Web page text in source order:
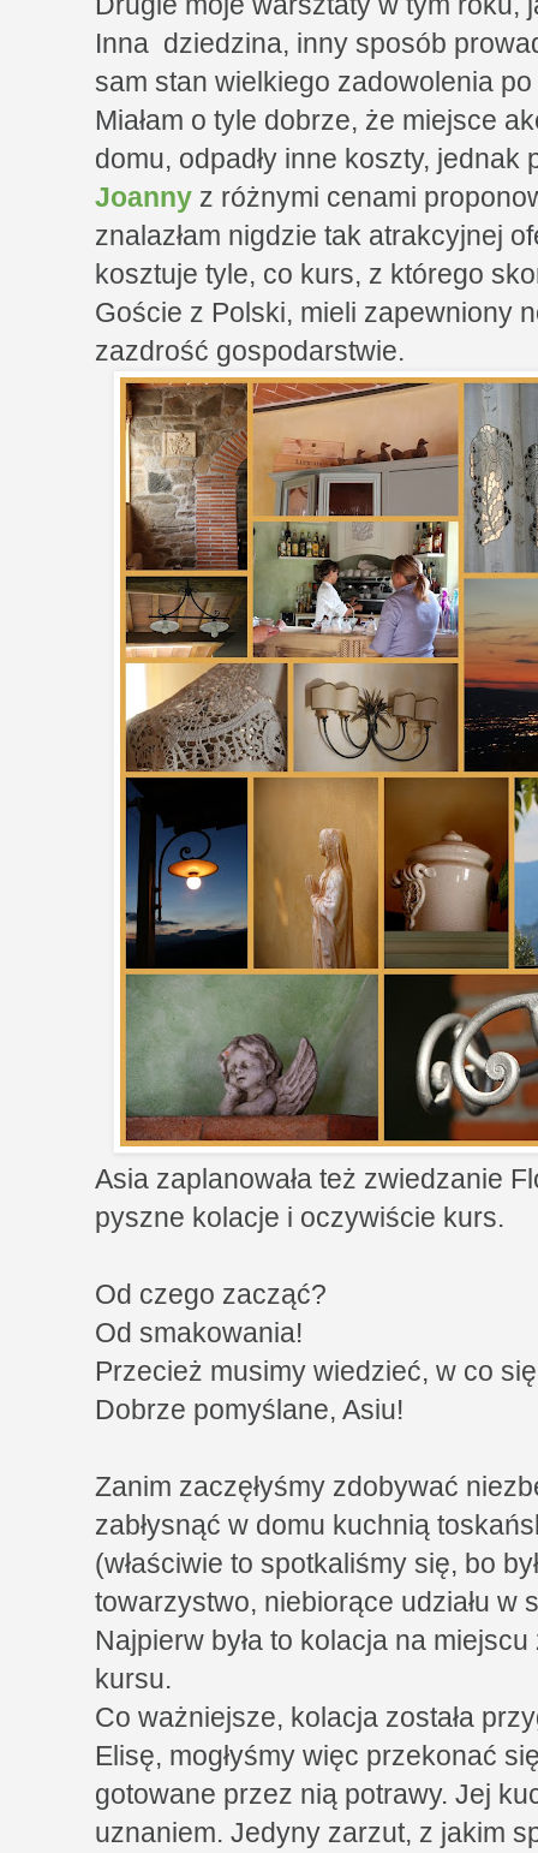
Inna dziedzina, inny sposób
sam stan wielkiego zadowolenia
Miałam o tyle dobrze, że miejsce
domu, odpadły inne koszty, jednak
Joanny z różnymi cenami
znalazłam nigdzie tak atrakcyjnej
kosztuje tyle, co kurs, z którego
Goście z Polski, mieli zapewniony
zazdrość gospodarstwie.
Asia zaplanowała też zwiedzanie
pyszne kolacje i oczywiście kurs.
Od czego zacząć?
Od smakowania!
Przecież musimy wiedzieć, w co się
Dobrze pomyślane, Asiu!
Zanim zaczęłyśmy zdobywać
zabłysnąć w domu kuchnią
(właściwie to spotkaliśmy się, bo
towarzystwo, niebiorące udziału w
Najpierw była to kolacja na
kursu.
Co ważniejsze, kolacja została
Elisę, mogłyśmy więc przekonać
gotowane przez nią potrawy. Jej
uznaniem. Jedyny zarzut, z jakim